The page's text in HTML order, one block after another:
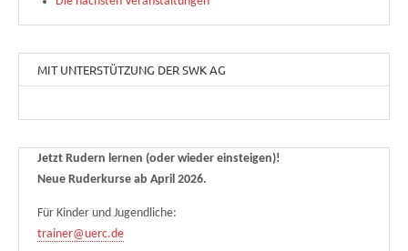
MIT UNTERSTÜTZUNG DER SWK AG
Jetzt Rudern lernen (oder wieder einsteigen)!
Neue Ruderkurse ab April 2026.
Für Kinder und Jugendliche:
trainer@uerc.de